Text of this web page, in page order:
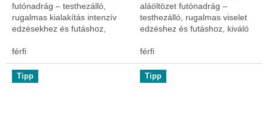
futónadrág – testhezálló,
rugalmas kialakítás intenzív
edzésekhez és futáshoz,
férfi
aláöltözet futónadrág –
testhezálló, rugalmas viselet
edzéshez és futáshoz, kiváló
férfi
Tipp Tipp